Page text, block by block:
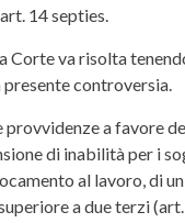
14 septies.
Corte va risolta
presente controversia.
a favore
di inabilità per i
al lavoro, di
a due terzi